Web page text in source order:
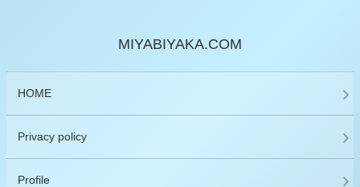
MIYABIYAKA.COM
HOME
Privacy policy
Profile